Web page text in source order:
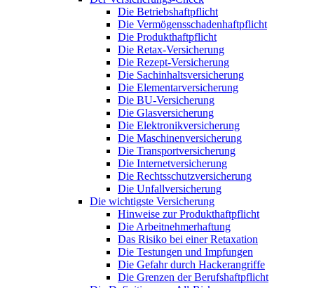
Die Betriebshaftpflicht
Die Vermögensschadenhaftpflicht
Die Produkthaftpflicht
Die Retax-Versicherung
Die Rezept-Versicherung
Die Sachinhaltsversicherung
Die Elementarversicherung
Die BU-Versicherung
Die Glasversicherung
Die Elektronikversicherung
Die Maschinenversicherung
Die Transportversicherung
Die Internetversicherung
Die Rechtsschutzversicherung
Die Unfallversicherung
Die wichtigste Versicherung
Hinweise zur Produkthaftpflicht
Die Arbeitnehmerhaftung
Das Risiko bei einer Retaxation
Die Testungen und Impfungen
Die Gefahr durch Hackerangriffe
Die Grenzen der Berufshaftpflicht